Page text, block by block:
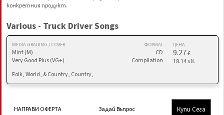
конкретния продукт.
Various - Truck Driver Songs
MEDIA GRADING / COVER
Mint (M)
Very Good Plus (VG+)
ФОРМАТ
CD
Compilation
ЦЕНА
9.27€
18.14 лв.
Folk, World, & Country, Country,
НАПРАВИ ОФЕРТА Задай Въпрос Купи Сега